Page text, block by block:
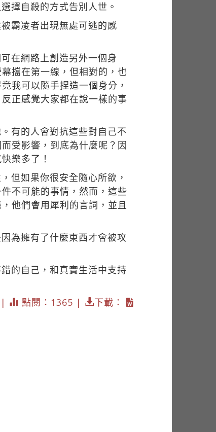
擇自殺的方式告別人世。
霸凌者出現無處可逃的感
在網路上創造另外一個身
擋在第一線，但相對的，也
我可以隨手捏造一個身分，
正感覺大家都在說一樣的事
有的人會對抗這些對自己不
受影響，到底為什麼呢？因
樂多了！
但如果你很安全隨心所欲，
不可能的事情，然而，這些
他們會用犀利的言詞，並且
為擁有了什麼東西才會被攻
的自己，和真實生活中支持
點閱：1365 | 下載：